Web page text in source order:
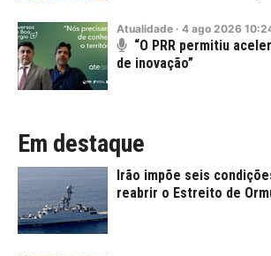
Atualidade · 4 ago 2026
“O PRR permitiu
de inovação”
Em destaque
Irão impõe seis
reabrir o Estreito de